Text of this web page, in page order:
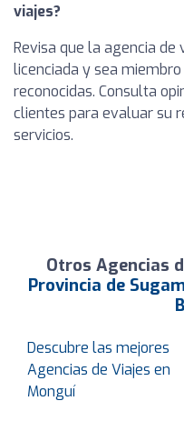
viajes?
Revisa que la agencia
licenciada y sea
reconocidas. Consulta
clientes para evaluar su
servicios.
Otros Agencias
Provincia de
Descubre las mejores
Agencias de Viajes en
Monguí